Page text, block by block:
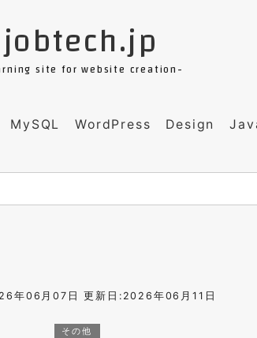
jobtech.jp
site for website creation-
MySQL WordPress Design
年06月07日 更新日:2026年06月11日
その他